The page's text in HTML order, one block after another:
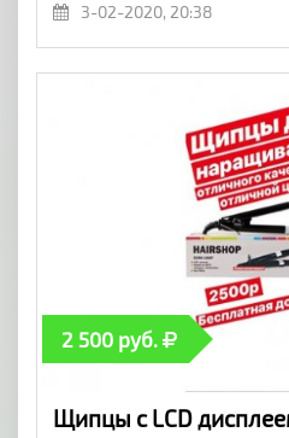
3-02-2020, 20:38
2 500 руб.
Щипцы с LCD